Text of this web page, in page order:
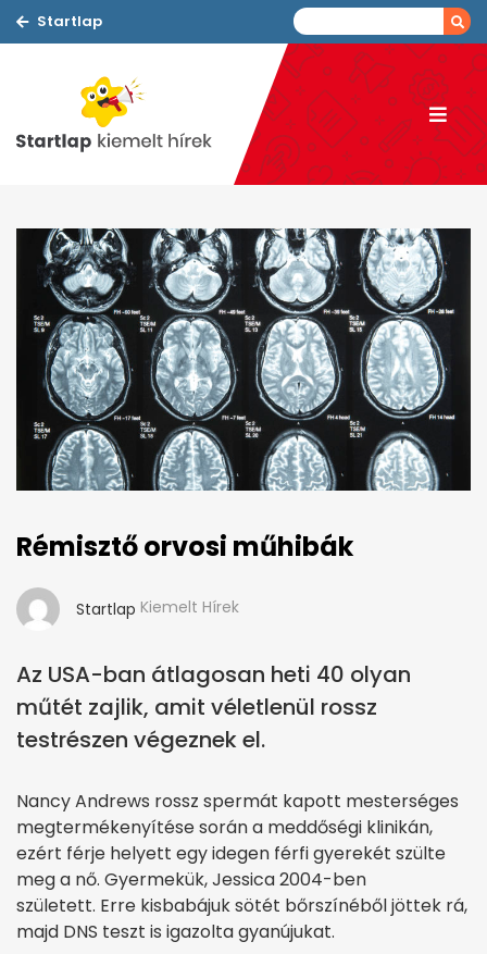
Startlap
Rémisztő orvosi műhibák
Startlap Kiemelt Hírek
Az USA-ban átlagosan heti 40 olyan
műtét zajlik, amit véletlenül rossz
testrészen végeznek el.
Nancy Andrews rossz spermát kapott mesterséges
megtermékenyítése során a meddőségi klinikán,
ezért férje helyett egy idegen férfi gyerekét szülte
meg a nő. Gyermekük, Jessica 2004-ben
született. Erre kisbabájuk sötét bőrszínéből jöttek rá,
majd DNS teszt is igazolta gyanújukat.